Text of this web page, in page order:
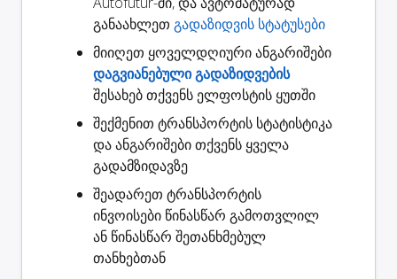
განაახლეთ გადაზიდვის სტატუსები
მიიღეთ ყოველდღიური ანგარიშები
დაგვიანებული გადაზიდვების
შესახებ თქვენს ელფოსტის ყუთში
შექმენით ტრანსპორტის სტატისტიკა
და ანგარიშები თქვენს ყველა
გადამზიდავზე
შეადარეთ ტრანსპორტის
ინვოისები წინასწარ გამოთვლილ
ან წინასწარ შეთანხმებულ
თანხებთან